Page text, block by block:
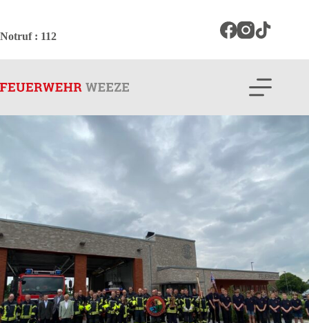
springen
Notruf: 112